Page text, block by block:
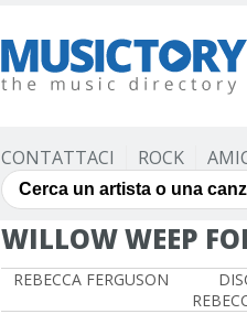
CONTATTACI ROCK
WILLOW WEEP
REBECCA FERGUSON